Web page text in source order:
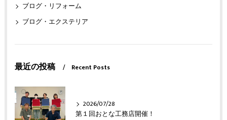
ブログ・リフォーム
ブログ・エクステリア
最近の投稿 Recent Posts
2026/07/28
第１回おとな工務店開催！